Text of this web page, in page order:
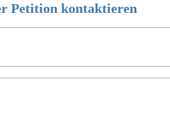
Petition kontaktieren